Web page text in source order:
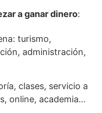
a ganar dinero:
turismo,
administración,
clases, servicio a
online, academia…